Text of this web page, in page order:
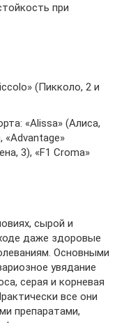
при
(Пикколо, 2 и
«Alissa» (Алиса,
«Advantage»
3), «F1 Croma»
сырой и
даже здоровые
Основными
увядание
серая и корневая
все они
препаратами,